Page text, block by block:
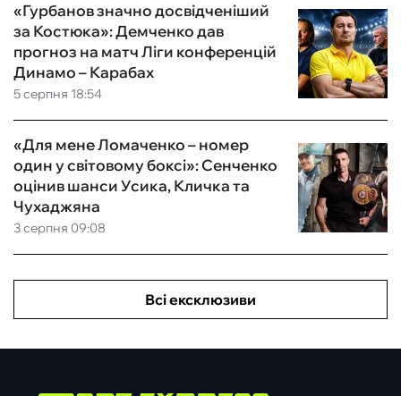
5 серпня 18:54
«Гурбанов значно досвідченіший
за Костюка»: Демченко дав
прогноз на матч Ліги конференцій
Динамо – Карабах
3 серпня 09:08
«Для мене Ломаченко – номер
один у світовому боксі»: Сенченко
оцінив шанси Усика, Кличка та
Чухаджяна
Всі ексклюзиви